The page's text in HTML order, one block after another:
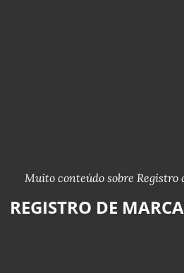
Muito conteúdo sobre Registro
REGISTRO DE